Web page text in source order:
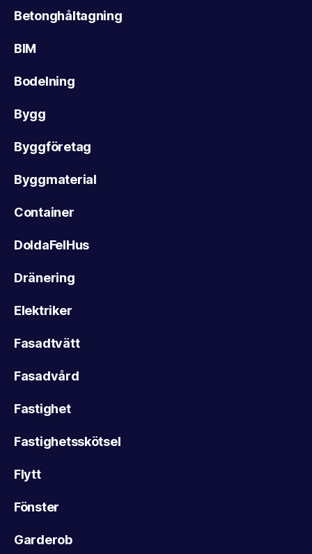
Betonghåltagning
BIM
Bodelning
Bygg
Byggföretag
Byggmaterial
Container
DoldaFelHus
Dränering
Elektriker
Fasadtvätt
Fasadvård
Fastighet
Fastighetsskötsel
Flytt
Fönster
Garderob